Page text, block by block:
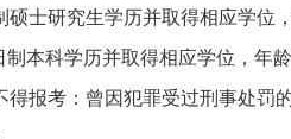
硕士研究生学历并取得相应学位
制本科学历并取得相应学位，年
得报考：曾因犯罪受过刑事处罚